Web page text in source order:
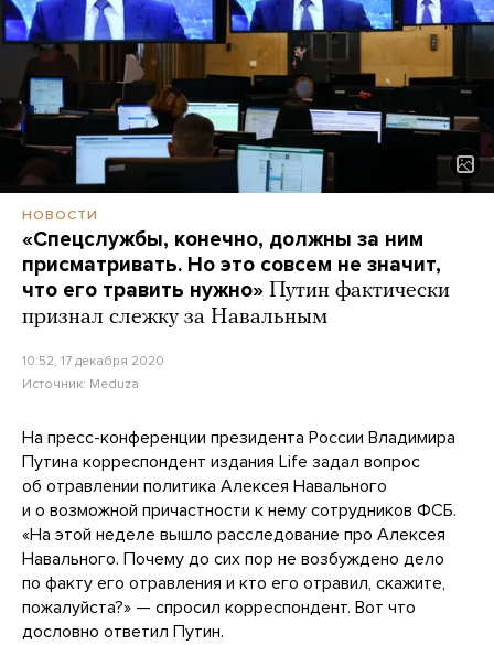
НОВОСТИ
«Спецслужбы, конечно, должны за ним
присматривать. Но это совсем не значит,
что его травить нужно» Путин фактически
признал слежку за Навальным
10:52, 17 декабря 2020
Источник: Meduza
На пресс-конференции президента России Владимира
Путина корреспондент издания Life задал вопрос
об отравлении политика Алексея Навального
и о возможной причастности к нему сотрудников ФСБ.
«На этой неделе вышло расследование про Алексея
Навального. Почему до сих пор не возбуждено дело
по факту его отравления и кто его отравил, скажите,
пожалуйста?» — спросил корреспондент. Вот что
дословно ответил Путин.